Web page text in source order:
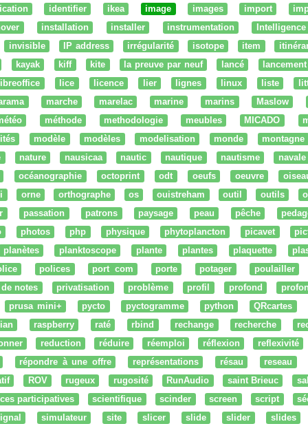
identifier ikea image images import
installation installer instrumentation
invisible
IP address irrégularité isotope item
kayak
kiff kite la preuve par neuf lancé
lancement
lice licence lier lignes linux liste
marche marelac marine marins
Maslow
méthode methodologie meubles MICADO
modèle modèles modelisation monde
montagne
nature nausicaa nautic nautique nautisme
navale
océanographie
octoprint odt oeufs oeuvre
orne orthographe os ouistreham outil outils
passation patrons paysage peau pêche
photos php physique phytoplancton picavet
planètes
planktoscope plante plantes plaquette
polices port com porte potager
poulailler
notes
privatisation problème profil profond
prusa mini+
pycto pyctogramme python
QRcartes
raspberry raté rbind rechange recherche
reduction réduire réemploi réflexion
reflexivité
répondre à une offre
représentations résau
reseau
ROV rugeux rugosité RunAudio saint Brieuc
participatives
scientifique scinder screen script
simulateur site slicer slide slider
slides